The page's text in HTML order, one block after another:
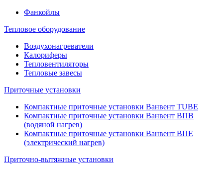
Фанкойлы
Тепловое оборудование
Воздухонагреватели
Калориферы
Тепловентиляторы
Тепловые завесы
Приточные установки
Компактные приточные установки Ванвент TUBE
Компактные приточные установки Ванвент ВПВ
(водяной нагрев)
Компактные приточные установки Ванвент ВПЕ
(электрический нагрев)
Приточно-вытяжные установки